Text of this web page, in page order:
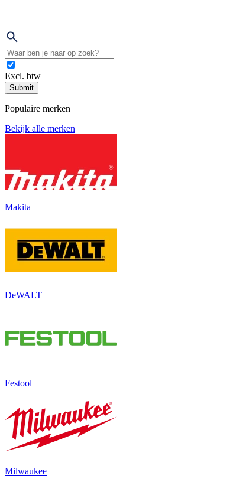
Excl. btw
Submit
Populaire merken
Bekijk alle merken
Makita
DeWALT
Festool
Milwaukee